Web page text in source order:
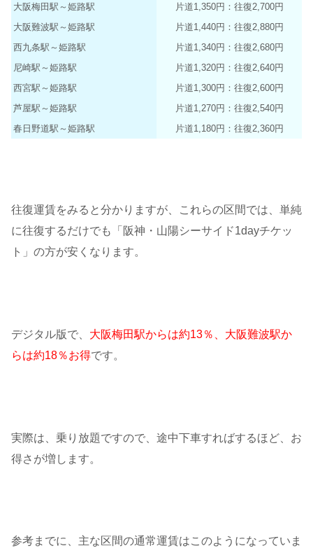
大阪梅田駅～姫路駅
片道1,350円：往復2,700円
大阪難波駅～姫路駅
片道1,440円：往復2,880円
西九条駅～姫路駅
片道1,340円：往復2,680円
尼崎駅～姫路駅
片道1,320円：往復2,640円
西宮駅～姫路駅
片道1,300円：往復2,600円
芦屋駅～姫路駅
片道1,270円：往復2,540円
春日野道駅～姫路駅
片道1,180円：往復2,360円
往復運賃をみると分かりますが、これらの区間では、単純
に往復するだけでも「阪神・山陽シーサイド1dayチケッ
ト」の方が安くなります。
デジタル版で、 大阪梅田駅からは約13％、大阪難波駅か
らは約18％お得です。
実際は、乗り放題ですので、途中下車すればするほど、お
得さが増します。
参考までに、主な区間の通常運賃はこのようになっていま